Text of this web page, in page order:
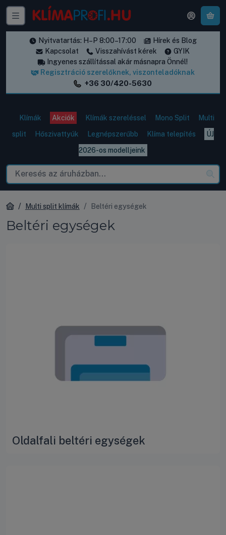
Nyitvatartás: H–P 8:00–17:00
Hírek és Blog
Kapcsolat
Visszahívást kérek
GYIK
Ingyenes szállítással akár másnapra Önnél!
Regisztráció szerelőknek, viszonteladóknak
+36 30/420-5630
Klímák Akciók Klímák szereléssel Mono Split
Multi
split
Hőszivattyúk Legnépszerűbb Klíma telepítés
ÚJ
2026-os modelljeink
Multi split klímák Beltéri egységek
Beltéri egységek
Oldalfali beltéri egységek